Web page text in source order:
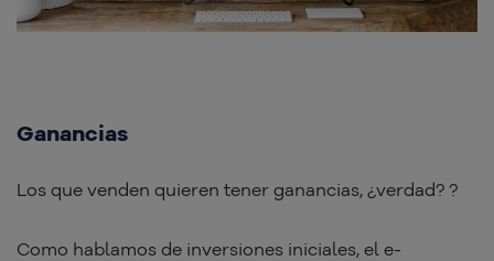
Ganancias
Los que venden quieren tener ganancias, ¿verdad? ?
Como hablamos de inversiones iniciales, el e-